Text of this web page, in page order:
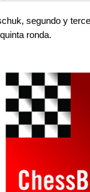
segundo y
ronda.